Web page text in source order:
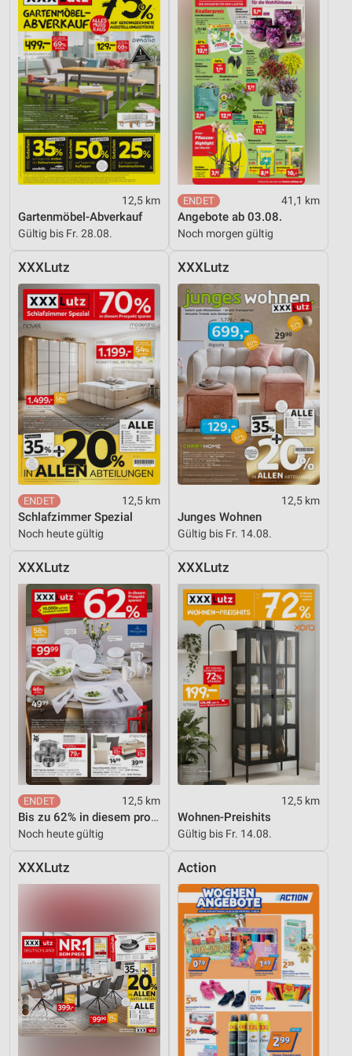
12,5 km
Gartenmöbel-Abverkauf
Gültig bis Fr. 28.08.
41,1 km
Angebote ab 03.08.
Noch morgen gültig
XXXLutz
12,5 km
Schlafzimmer Spezial
Noch heute gültig
XXXLutz
12,5 km
Junges Wohnen
Gültig bis Fr. 14.08.
XXXLutz
12,5 km
Bis zu 62% in diesem prospekt
Noch heute gültig
XXXLutz
12,5 km
Wohnen-Preishits
Gültig bis Fr. 14.08.
XXXLutz Action